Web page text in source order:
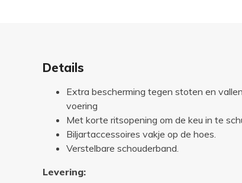
Details
Extra bescherming tegen stoten en
voering
Met korte ritsopening om de keu in te
Biljartaccessoires vakje op de hoes.
Verstelbare schouderband.
Levering: